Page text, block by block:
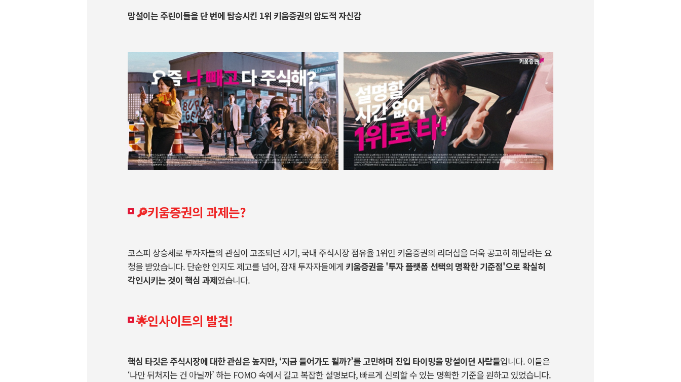
망설이는 주린이들을 단 번에 탑승시킨 1위 키움증권의 압도적 자신감
🔎키움증권의 과제는?
코스피 상승세로 투자자들의 관심이 고조되던 시기,국내 주식시장 점유율 1위인 키움증권의 리더십을 더욱 공고히 해달라는 요
청을 받았습니다. 단순한 인지도 제고를 넘어, 잠재 투자자들에게 키움증권을 '투자 플랫폼 선택의 명확한 기준점'으로 확실히
각인시키는 것이 핵심 과제였습니다.
🌟인사이트의 발견!
핵심 타깃은 주식시장에 대한 관심은 높지만, ‘지금 들어가도 될까?’를 고민하며 진입 타이밍을 망설이던 사람들입니다. 이들은
‘나만 뒤처지는 건 아닐까’하는 FOMO속에서 길고 복잡한 설명보다, 빠르게 신뢰할 수 있는 명확한 기준을 원하고 있었습니다.